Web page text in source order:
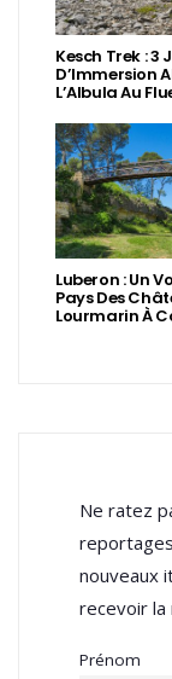
Kesch Trek : 3
D’Immersion
L’Albula Au
Luberon : Un
Pays Des
Lourmarin À
Ne ratez
nouveaux
recevoir la
Prénom